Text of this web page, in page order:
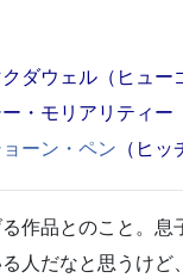
ダウェル（ヒュー
・モリアリティー
ョーン・ペン （ヒッ
作品とのこと。息
人だなと思うけど